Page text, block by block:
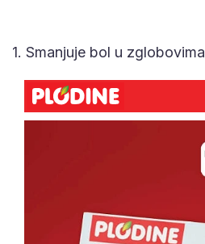
1. Smanjuje bol u zglobovima